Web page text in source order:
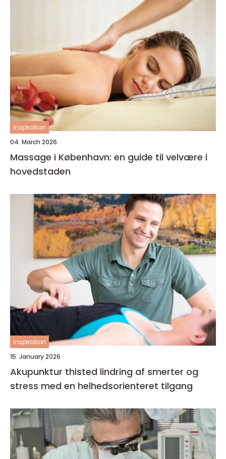
inspiration
04. March 2026
Massage i København: en guide til velvære i
hovedstaden
inspiration
15. January 2026
Akupunktur thisted lindring af smerter og
stress med en helhedsorienteret tilgang